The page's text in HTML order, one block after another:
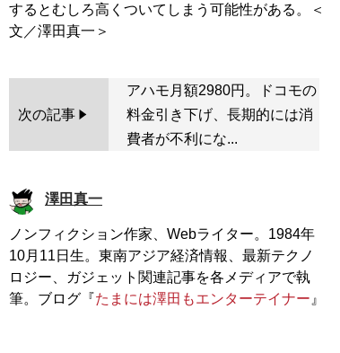
するとむしろ高くついてしまう可能性がある。＜
次の記事
アハモ月額2980円。ドコモの
料金引き下げ、長期的には消
費者が不利にな...
澤田真一
ノンフィクション作家、Webライター。1984年
10月11日生。東南アジア経済情報、最新テクノ
ロジー、ガジェット関連記事を各メディアで執
筆。ブログ『たまには澤田もエンターテイナー 』